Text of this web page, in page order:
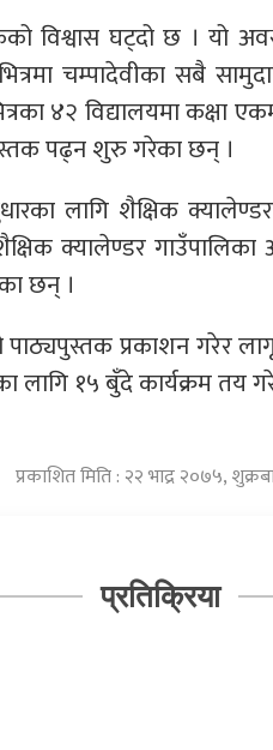
विश्वास घट्दो छ । यो
चम्पादेवीका सबै
४२ विद्यालयमा कक्षा
पढ्न शुरु गरेका छन् ।
लागि शैक्षिक
क्यालेण्डर
छन् ।
प्रकाशन गरेर
लागि १५ बुँदे कार्यक्रम तय
प्रकाशित मिति : २२ भाद्र २०७५,
प्रतिक्रिया